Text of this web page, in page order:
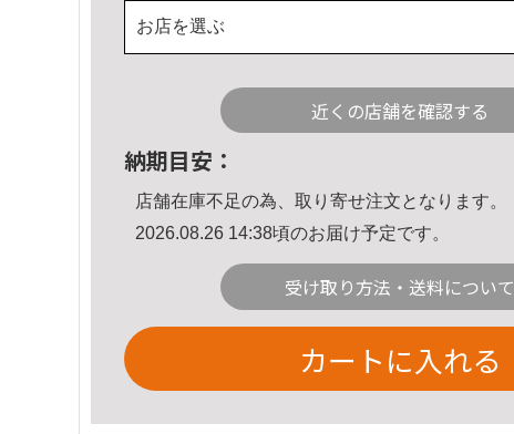
お店を選ぶ
近くの店舗を確認する
納期目安：
店舗在庫不足の為、取り寄せ注文となります。
2026.08.26 14:38頃のお届け予定です。
受け取り方法・送料について
カートに入れる